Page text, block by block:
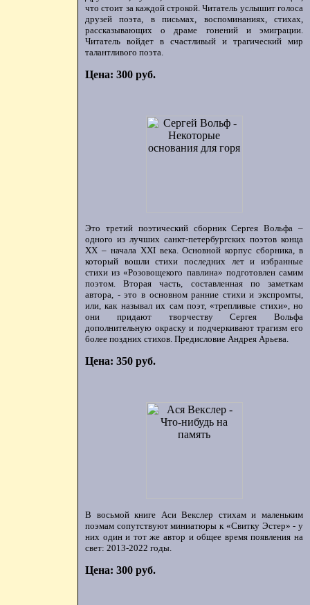
что стоит за каждой строкой. Читатель услышит голоса
друзей поэта, в письмах, воспоминаниях, стихах,
рассказывающих о драме гонений и эмиграции.
Читатель войдет в счастливый и трагический мир
талантливого поэта.
Цена: 300 руб.
Это третий поэтический сборник Сергея Вольфа –
одного из лучших санкт-петербургских поэтов конца
ХХ – начала XXI века. Основной корпус сборника, в
который вошли стихи последних лет и избранные
стихи из «Розовощекого павлина» подготовлен самим
поэтом. Вторая часть, составленная по заметкам
автора, - это в основном ранние стихи и экспромты,
или, как называл их сам поэт, «трепливые стихи», но
они придают творчеству Сергея Вольфа
дополнительную окраску и подчеркивают трагизм его
более поздних стихов. Предисловие Андрея Арьева.
Цена: 350 руб.
В восьмой книге Аси Векслер стихам и маленьким
поэмам сопутствуют миниатюры к «Свитку Эстер» - у
них один и тот же автор и общее время появления на
свет: 2013-2022 годы.
Цена: 300 руб.